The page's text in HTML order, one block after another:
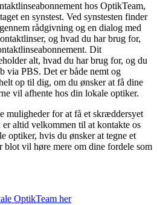
hos OptikTeam,
en synstest. Ved synstesten finder
rådgivning og en dialog med
og hvad du har brug for,
Dit
alt, hvad du har brug for, og du
via PBS. Det er både nemt og
op til dig, om du ønsker at få dine
vil afhente hos din lokale optiker.
muligheder for at få et skræddersyet
altid velkommen til at kontakte os
optiker, hvis du ønsker at tegne et
blot vil høre mere om dine fordele som
OptikTeam her